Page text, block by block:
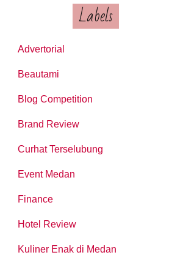
- TYPE
DI GIVENCY
Labels
Advertorial
Beautami
Blog Competition
Brand Review
Curhat Terselubung
Event Medan
Finance
Hotel Review
Kuliner Enak di Medan